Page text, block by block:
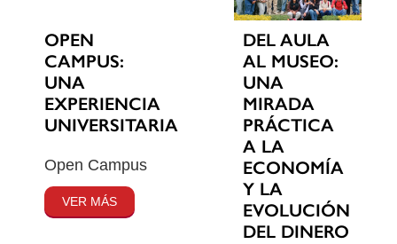
OPEN
CAMPUS:
UNA
EXPERIENCIA
UNIVERSITARIA
Open Campus
VER MÁS
DEL AULA
AL MUSEO:
UNA
MIRADA
PRÁCTICA
A LA
ECONOMÍA
Y LA
EVOLUCIÓN
DEL DINERO